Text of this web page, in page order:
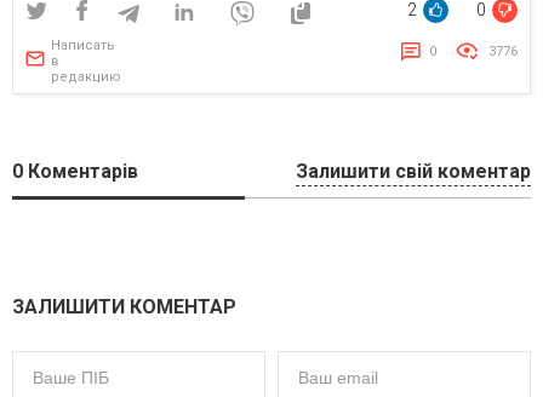
2 0
Написать
в
редакцию
0 3776
0 Коментарів Залишити свій коментар
ЗАЛИШИТИ КОМЕНТАР